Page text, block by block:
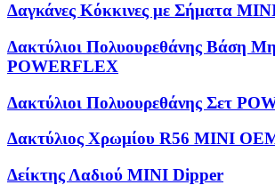
Δαγκάνες Κόκκινες με Σήματα
Δακτύλιοι Πολυουρεθάνης Βάση
POWERFLEX
Δακτύλιοι Πολυουρεθάνης Σετ
Δακτύλιος Χρωμίου R56 MINI
Δείκτης Λαδιού MINI Dipper